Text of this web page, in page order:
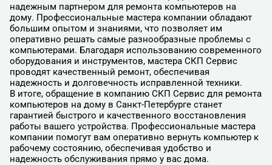
надежным партнером для ремонта компьютеров на
дому. Профессиональные мастера компании обладают
большим опытом и знаниями, что позволяет им
оперативно решать самые разнообразные проблемы с
компьютерами. Благодаря использованию современного
оборудования и инструментов, мастера СКП Сервис
проводят качественный ремонт, обеспечивая
надежность и долговечность исправленной техники.
В итоге, обращение в компанию СКП Сервис для ремонта
компьютеров на дому в Санкт-Петербурге станет
гарантией быстрого и качественного восстановления
работы вашего устройства. Профессиональные мастера
компании помогут вам оперативно вернуть компьютер к
рабочему состоянию, обеспечивая удобство и
надежность обслуживания прямо у вас дома.